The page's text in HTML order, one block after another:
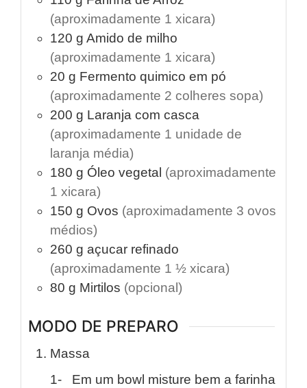
(aproximadamente 1 xicara)
120 g Amido de milho
(aproximadamente 1 xicara)
20 g Fermento quimico em pó
(aproximadamente 2 colheres sopa)
200 g Laranja com casca
(aproximadamente 1 unidade de
laranja média)
180 g Óleo vegetal (aproximadamente
1 xicara)
150 g Ovos (aproximadamente 3 ovos
médios)
260 g açucar refinado
(aproximadamente 1 ½ xicara)
80 g Mirtilos (opcional)
MODO DE PREPARO
Massa
1- Em um bowl misture bem a farinha